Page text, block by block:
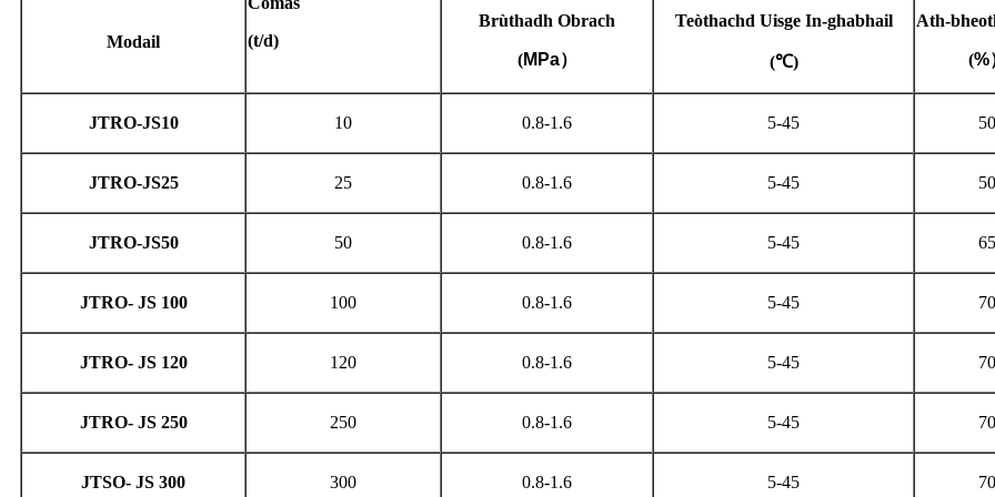
Modail
(t/d)
Brùthadh Obrach
(MPa）
Teòthachd Uisge In-ghabhail
(℃)
Ath-
(%
JTRO-JS10 10 0.8-1.6 5-45 50
JTRO-JS25 25 0.8-1.6 5-45 50
JTRO-JS50 50 0.8-1.6 5-45 65
JTRO- JS 100 100 0.8-1.6 5-45 70
JTRO- JS 120 120 0.8-1.6 5-45 70
JTRO- JS 250 250 0.8-1.6 5-45 70
JTSO- JS 300 300 0.8-1.6 5-45 70